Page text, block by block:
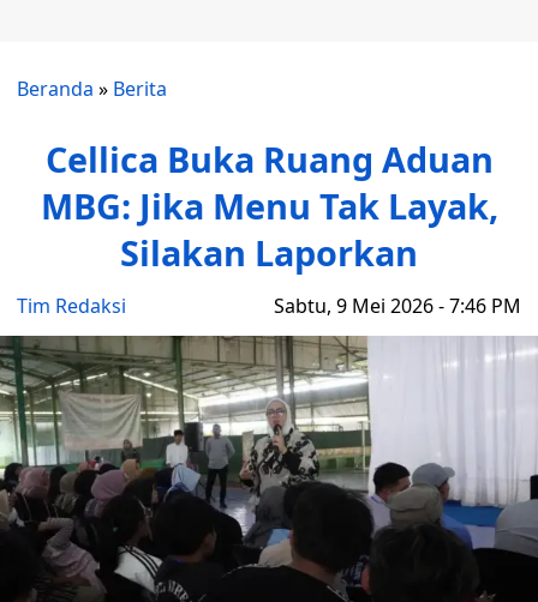
Beranda » Berita
Cellica Buka Ruang Aduan
MBG: Jika Menu Tak Layak,
Silakan Laporkan
Tim Redaksi Sabtu, 9 Mei 2026 - 7:46 PM